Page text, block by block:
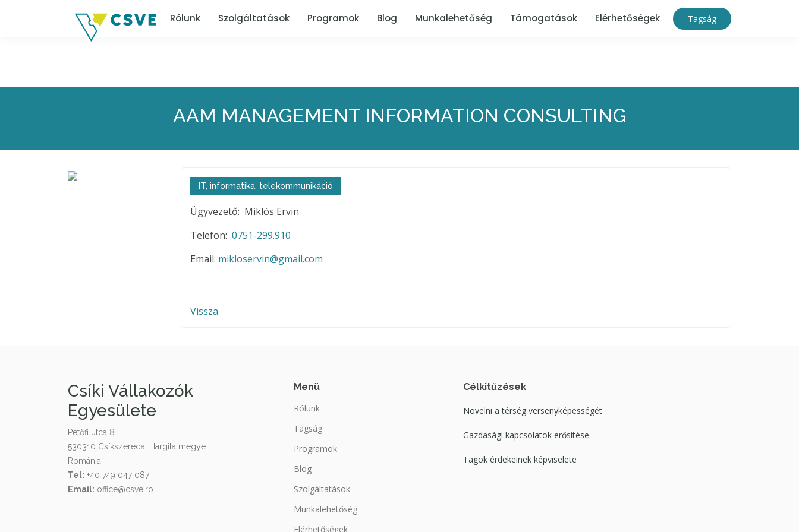
Rólunk Szolgáltatások Programok Blog Munkalehetőség Támogatások Elérhetőségek Tagság
AAM MANAGEMENT INFORMATION CONSULTING
IT, informatika, telekommunikáció
Ügyvezető: Miklós Ervin
Telefon: 0751-299.910
Email: mikloservin@gmail.com
Vissza
Csíki Vállakozók
Egyesülete
Petőfi utca 8.
530310 Csíkszereda, Hargita megye
Románia
Tel: +40 749 047 087
Email: office@csve.ro
Menü
Rólunk
Tagság
Programok
Blog
Szolgáltatások
Munkalehetőség
Elérhetőségek
Célkitűzések
Növelni a térség versenyképességét
Gazdasági kapcsolatok erősítése
Tagok érdekeinek képviselete